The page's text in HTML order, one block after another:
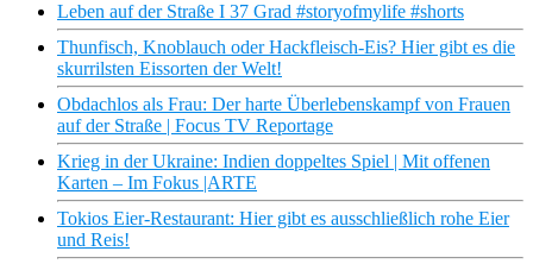
Leben auf der Straße I 37 Grad #storyofmylife #shorts
Thunfisch, Knoblauch oder Hackfleisch-Eis? Hier gibt es die
skurrilsten Eissorten der Welt!
Obdachlos als Frau: Der harte Überlebenskampf von Frauen
auf der Straße | Focus TV Reportage
Krieg in der Ukraine: Indien doppeltes Spiel | Mit offenen
Karten – Im Fokus |ARTE
Tokios Eier-Restaurant: Hier gibt es ausschließlich rohe Eier
und Reis!